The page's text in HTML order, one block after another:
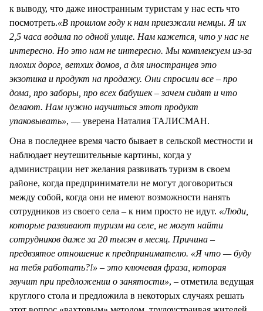
к выводу, что даже иностранным туристам у нас есть что
посмотреть.«В прошлом году к нам приезжали немцы. Я их
2,5 часа водила по одной улице. Нам кажется, что у нас не
интересно. Но это нам не интересно. Мы комплексуем из-за
плохих дорог, ветхих домов, а для иностранцев это
экзотика и продукт на продажу. Они спросили все – про
дома, про заборы, про всех бабушек – зачем сидят и что
делают. Нам нужно научиться этот продукт
упаковывать», — уверена Наталия ТАЛИСМАН.
Она в последнее время часто бывает в сельской местности и
наблюдает неутешительные картины, когда у
администрации нет желания развивать туризм в своем
районе, когда предприниматели не могут договориться
между собой, когда они не имеют возможности нанять
сотрудников из своего села – к ним просто не идут. «Люди,
которые развивают туризм на селе, не могут найти
сотрудников даже за 20 тысяч в месяц. Причина –
предвзятое отношение к предпринимателю. «Я что — буду
на тебя работать?!» – это ключевая фраза, которая
звучит при предложении о занятости», – отметила ведущая
круглого стола и предложила в некоторых случаях решать